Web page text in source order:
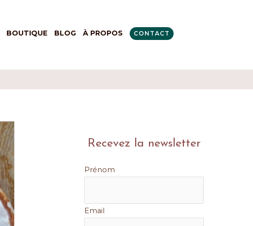
BOUTIQUE BLOG À PROPOS CONTACT
Recevez la newsletter
Prénom
Email